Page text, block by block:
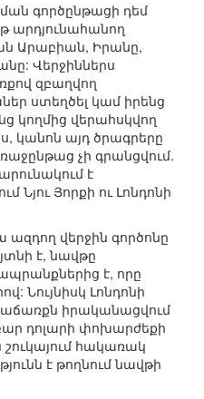
գործընթացի դեմ
արդյունահանող
Արաբիան, Իրանը,
Վերջիններս
զբաղվող
ստեղծել կամ իրենց
կողմից վերահսկվող
կանոն այդ ծրագրերը
չի գրանցվում.
է
Նյու Յորքի ու Լոնդոնի
վերջին գործոնը
է, նավթը
է, որը
Նույնիսկ Լոնդոնի
իրականացվում
դոլարի փոխարժեքի
հակառակ
է թողնում նավթի